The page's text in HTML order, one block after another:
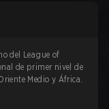
del League of
de primer nivel de
Medio y África.